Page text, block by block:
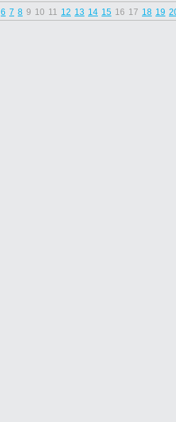
6 7 8 9 10 11 12 13 14 15 16 17 18 19